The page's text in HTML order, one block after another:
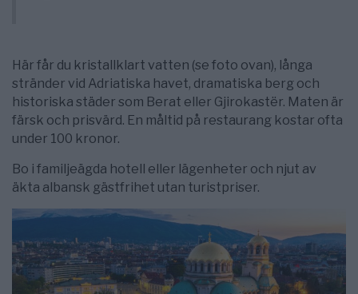
Här får du kristallklart vatten (se foto ovan), långa
stränder vid Adriatiska havet, dramatiska berg och
historiska städer som Berat eller Gjirokastër. Maten är
färsk och prisvärd. En måltid på restaurang kostar ofta
under 100 kronor.
Bo i familjeägda hotell eller lägenheter och njut av
äkta albansk gästfrihet utan turistpriser.